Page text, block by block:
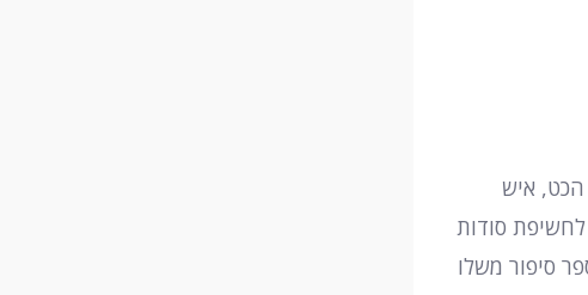
הכט, איש
לחשיפת סודות
סיפור משלו